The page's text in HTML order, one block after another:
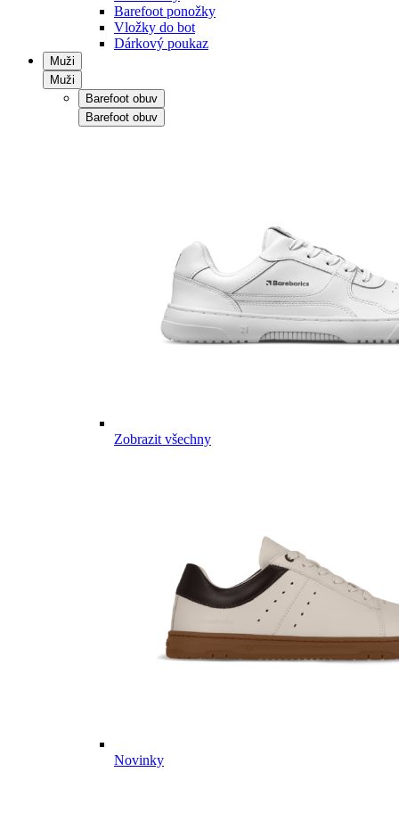
Barefoot ponožky
Vložky do bot
Dárkový poukaz
Muži
Muži
Barefoot obuv
Barefoot obuv
Zobrazit všechny
Novinky